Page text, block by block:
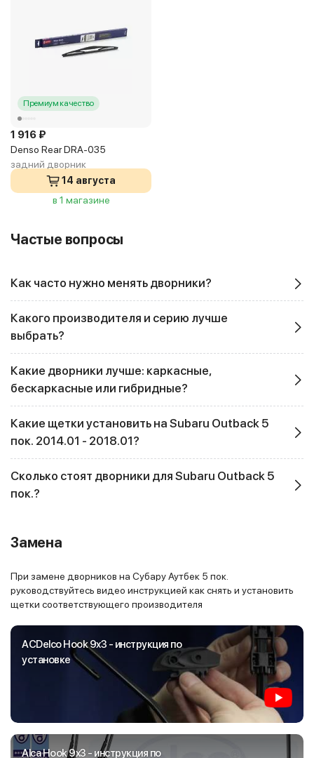
Премиум качество
1 916 ₽
Denso Rear DRA-035
задний дворник
14 августа
в 1 магазине
Частые вопросы
Как часто нужно менять дворники?
Какого производителя и серию лучше
выбрать?
Какие дворники лучше: каркасные,
бескаркасные или гибридные?
Какие щетки установить на Subaru Outback 5
пок. 2014.01 - 2018.01?
Сколько стоят дворники для Subaru Outback 5
пок.?
Замена
При замене дворников на Субару Аутбек 5 пок.
руководствуйтесь видео инструкцией как снять и установить
щетки соответствующего производителя
ACDelco Hook 9x3 - инструкция по
установке
Alca Hook 9x3 - инструкция по